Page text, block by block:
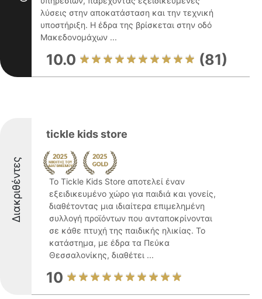
λύσεις στην αποκατάσταση και την τεχνική
υποστήριξη. Η έδρα της βρίσκεται στην οδό
Μακεδονομάχων ...
10.0 (81)
Διακριθέντες
tickle kids store
Το Tickle Kids Store αποτελεί έναν
εξειδικευμένο χώρο για παιδιά και γονείς,
διαθέτοντας μια ιδιαίτερα επιμελημένη
συλλογή προϊόντων που ανταποκρίνονται
σε κάθε πτυχή της παιδικής ηλικίας. Το
κατάστημα, με έδρα τα Πεύκα
Θεσσαλονίκης, διαθέτει ...
10